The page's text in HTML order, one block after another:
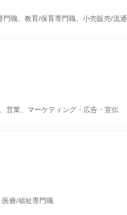
門職、教育/保育専門職、小売販売/流通
営業、マーケティング・広告・宣伝
医療/福祉専門職